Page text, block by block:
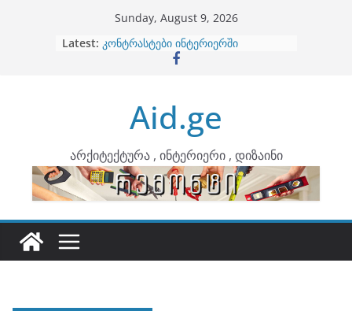
Sunday, August 9, 2026
Latest: ბინების გაერთიანება
კონტრასტები ინტერიერში
ინტერიერის დიზიანი
არტემიდი წარმოგიდგენთ
Aid.ge
არქიტექტურა , ინტერიერი , დიზაინი